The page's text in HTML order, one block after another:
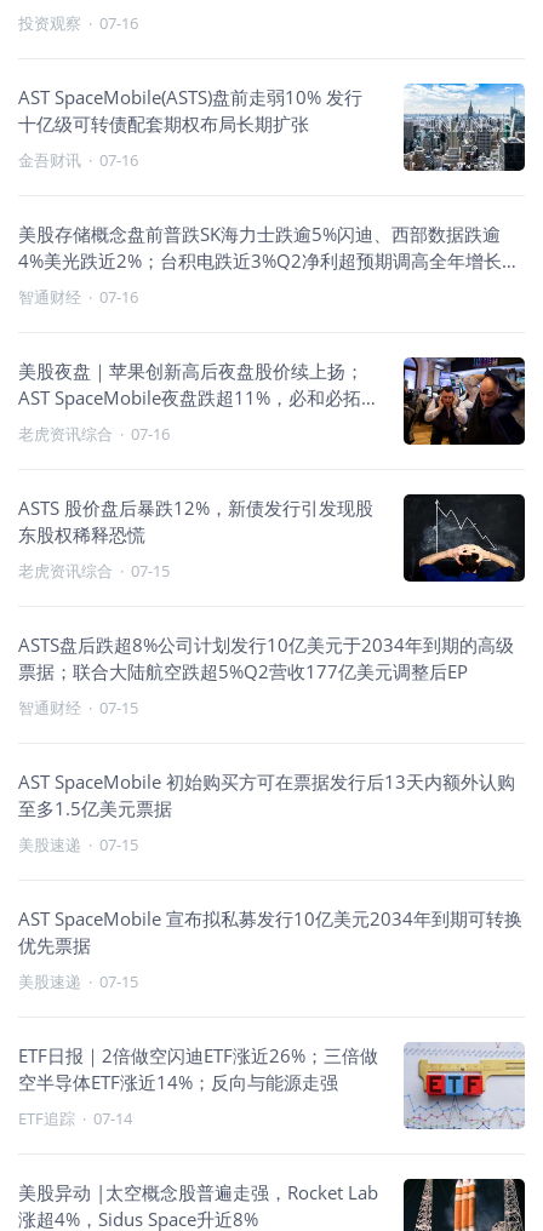
投资观察 · 07-16
AST SpaceMobile(ASTS)盘前走弱10% 发行
十亿级可转债配套期权布局长期扩张
金吾财讯 · 07-16
美股存储概念盘前普跌SK海力士跌逾5%闪迪、西部数据跌逾
4%美光跌近2%；台积电跌近3%Q2净利超预期调高全年增长预
测并
智通财经 · 07-16
美股夜盘｜苹果创新高后夜盘股价续上扬；
AST SpaceMobile夜盘跌超11%，必和必拓绩
后挫2%；存储概念股续跌，SK海力士夜盘跌
老虎资讯综合 · 07-16
ASTS 股价盘后暴跌12%，新债发行引发现股
东股权稀释恐慌
老虎资讯综合 · 07-15
ASTS盘后跌超8%公司计划发行10亿美元于2034年到期的高级
票据；联合大陆航空跌超5%Q2营收177亿美元调整后EP
智通财经 · 07-15
AST SpaceMobile 初始购买方可在票据发行后13天内额外认购
至多1.5亿美元票据
美股速递 · 07-15
AST SpaceMobile 宣布拟私募发行10亿美元2034年到期可转换
优先票据
美股速递 · 07-15
ETF日报｜2倍做空闪迪ETF涨近26%；三倍做
空半导体ETF涨近14%；反向与能源走强
ETF追踪 · 07-14
美股异动 |太空概念股普遍走强，Rocket Lab
涨超4%，Sidus Space升近8%